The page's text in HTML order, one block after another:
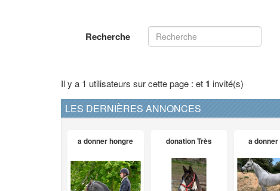
Recherche
Il y a 1 utilisateurs sur cette page : et 1 invité(s)
LES DERNIÈRES ANNONCES
a donner hongre donation Très a